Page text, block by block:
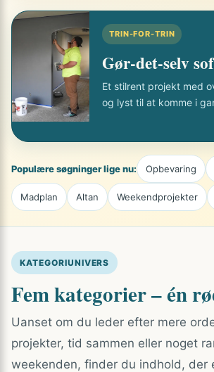
TRIN-FOR-TRIN
Gør-det-selv
Et stilrent projekt med
og lyst til at komme i
Populære søgninger lige nu: Opbevaring
Madplan Altan Weekendprojekter
KATEGORIUNIVERS
Fem kategorier – én
Uanset om du leder efter mere
projekter, tid sammen eller noget
weekenden, finder du indhold, der